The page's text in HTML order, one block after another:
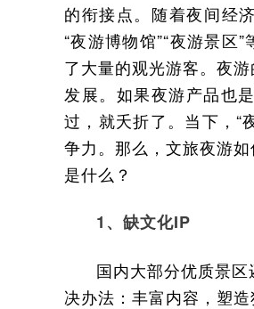
的衔接点。随着夜间经
“夜游博物馆”“夜游景区
了大量的观光游客。夜
发展。如果夜游产品也
过，就夭折了。当下，“
争力。那么，文旅夜游
是什么？
1、缺文化IP
国内大部分优质景
决办法：丰富内容，塑